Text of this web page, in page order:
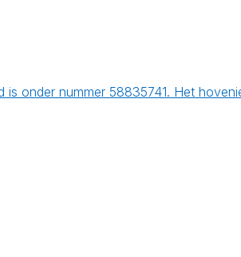
is onder nummer 58835741. Het